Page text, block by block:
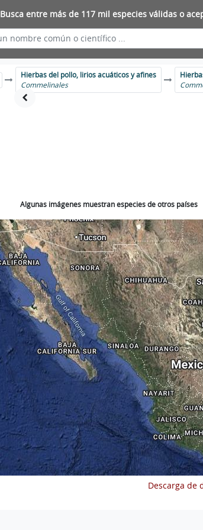
Busca entre más de 117 mil especies válidas o
Hierbas del pollo, lirios acuáticos y afines
Commelinales
Algunas imágenes muestran especies de otros países
Descarga de